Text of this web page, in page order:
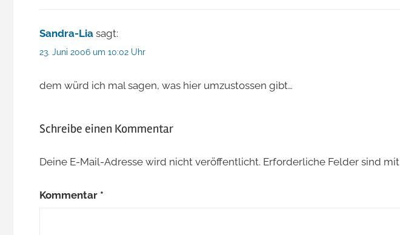
Sandra-Lia sagt:
23. Juni 2006 um 10:02 Uhr
dem würd ich mal sagen, was hier umzustossen gibt…
Schreibe einen Kommentar
Deine E-Mail-Adresse wird nicht veröffentlicht. Erforderliche Felder sind mit
Kommentar *